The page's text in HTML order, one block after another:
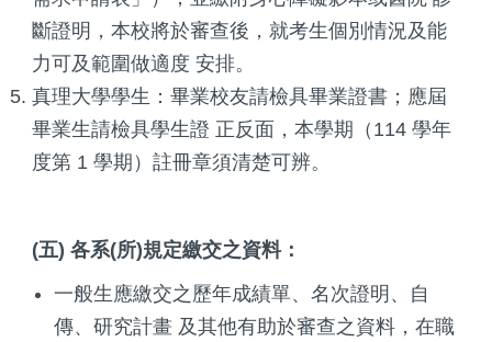
斷證明，本校將於審查後，就考生個別情況及能
力可及範圍做適度 安排。
真理大學學生：畢業校友請檢具畢業證書；應屆
畢業生請檢具學生證 正反面，本學期（114 學年
度第 1 學期）註冊章須清楚可辨。
(五) 各系(所)規定繳交之資料：
一般生應繳交之歷年成績單、名次證明、自
傳、研究計畫 及其他有助於審查之資料，在職